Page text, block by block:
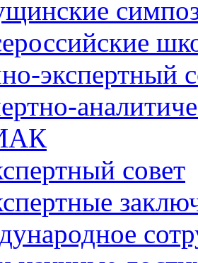
экспертный
совет